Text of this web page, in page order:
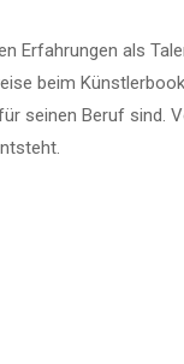
Erfahrungen als
beim
seinen Beruf sind.